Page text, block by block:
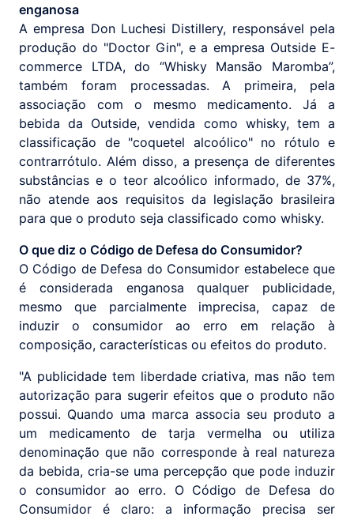
enganosa
A empresa Don Luchesi Distillery, responsável pela
produção do "Doctor Gin", e a empresa Outside E-
commerce LTDA, do “Whisky Mansão Maromba”,
também foram processadas. A primeira, pela
associação com o mesmo medicamento. Já a
bebida da Outside, vendida como whisky, tem a
classificação de "coquetel alcoólico" no rótulo e
contrarrótulo. Além disso, a presença de diferentes
substâncias e o teor alcoólico informado, de 37%,
não atende aos requisitos da legislação brasileira
para que o produto seja classificado como whisky.
O que diz o Código de Defesa do Consumidor?
O Código de Defesa do Consumidor estabelece que
é considerada enganosa qualquer publicidade,
mesmo que parcialmente imprecisa, capaz de
induzir o consumidor ao erro em relação à
composição, características ou efeitos do produto.
"A publicidade tem liberdade criativa, mas não tem
autorização para sugerir efeitos que o produto não
possui. Quando uma marca associa seu produto a
um medicamento de tarja vermelha ou utiliza
denominação que não corresponde à real natureza
da bebida, cria-se uma percepção que pode induzir
o consumidor ao erro. O Código de Defesa do
Consumidor é claro: a informação precisa ser